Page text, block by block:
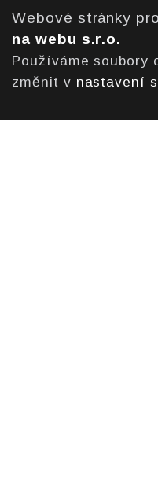
Webové stránky
na webu s.r.o.
Používáme soubory
změnit v nastavení